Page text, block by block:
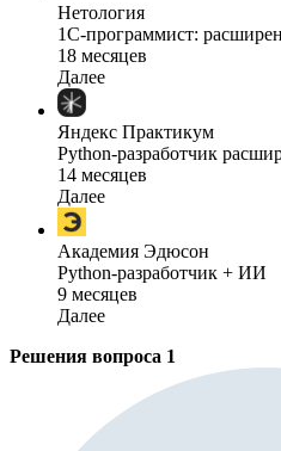
Нетология
1C-программист:
18 месяцев
Далее
Яндекс Практикум
Python-разработчик
14 месяцев
Далее
Академия Эдюсон
Python-разработчик + ИИ
9 месяцев
Далее
Решения вопроса 1